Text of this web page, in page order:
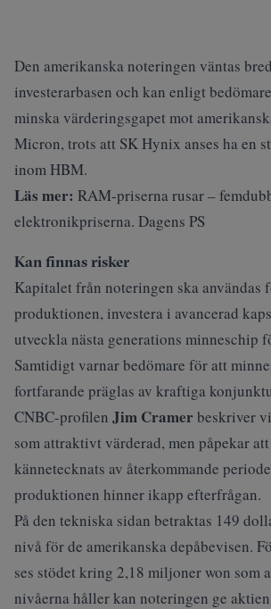
Den amerikanska noteringen väntas
investerarbasen och kan enligt
minska värderingsgapet mot
Micron, trots att SK Hynix anses ha en
inom HBM.
Läs mer: RAM-priserna rusar –
elektronikpriserna. Dagens PS
Kan finnas risker
Kapitalet från noteringen ska användas
produktionen, investera i avancerad
utveckla nästa generations minneschip
Samtidigt varnar bedömare för att
fortfarande präglas av kraftiga
CNBC-profilen Jim Cramerbeskriver
som attraktivt värderad, men påpekar
kännetecknats av återkommande
produktionen hinner ikapp efterfrågan.
På den tekniska sidan betraktas 149
nivå för de amerikanska depåbevisen.
ses stödet kring 2,18 miljoner won som
nivåerna håller kan noteringen ge